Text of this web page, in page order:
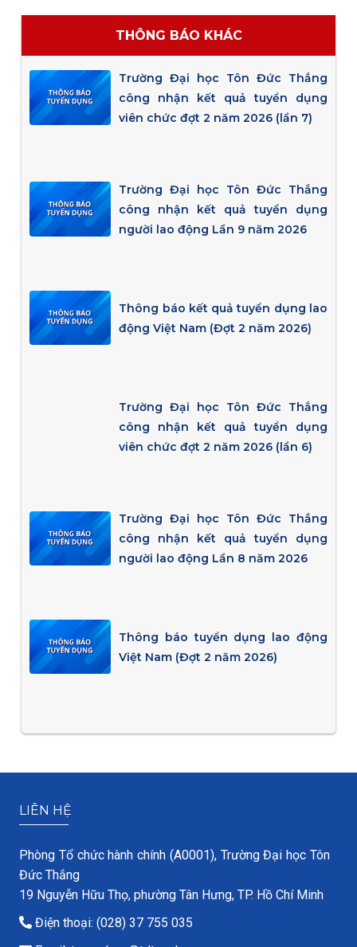
THÔNG BÁO KHÁC
Trường Đại học Tôn Đức Thắng
công nhận kết quả tuyển dụng
viên chức đợt 2 năm 2026 (lần 7)
Trường Đại học Tôn Đức Thắng
công nhận kết quả tuyển dụng
người lao động Lần 9 năm 2026
Thông báo kết quả tuyển dụng lao
động Việt Nam (Đợt 2 năm 2026)
Trường Đại học Tôn Đức Thắng
công nhận kết quả tuyển dụng
viên chức đợt 2 năm 2026 (lần 6)
Trường Đại học Tôn Đức Thắng
công nhận kết quả tuyển dụng
người lao động Lần 8 năm 2026
Thông báo tuyển dụng lao động
Việt Nam (Đợt 2 năm 2026)
LIÊN HỆ
Phòng Tổ chức hành chính (A0001), Trường Đại học Tôn
Đức Thắng
19 Nguyễn Hữu Thọ, phường Tân Hưng, TP. Hồ Chí Minh
Điện thoại: (028) 37 755 035